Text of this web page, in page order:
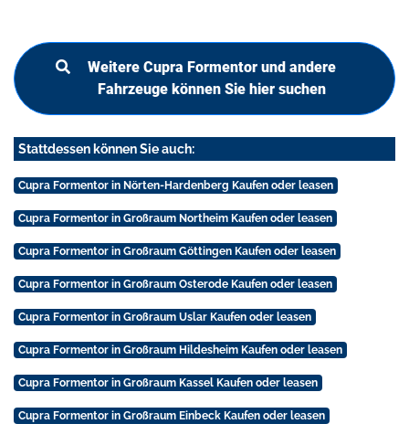
Weitere Cupra Formentor und andere
Fahrzeuge können Sie hier suchen
Stattdessen können Sie auch:
Cupra Formentor in Nörten-Hardenberg Kaufen oder leasen
Cupra Formentor in Großraum Northeim Kaufen oder leasen
Cupra Formentor in Großraum Göttingen Kaufen oder leasen
Cupra Formentor in Großraum Osterode Kaufen oder leasen
Cupra Formentor in Großraum Uslar Kaufen oder leasen
Cupra Formentor in Großraum Hildesheim Kaufen oder leasen
Cupra Formentor in Großraum Kassel Kaufen oder leasen
Cupra Formentor in Großraum Einbeck Kaufen oder leasen